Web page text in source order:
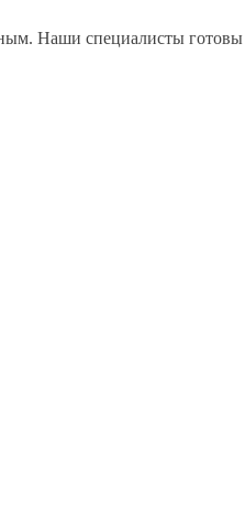
Наши специалисты